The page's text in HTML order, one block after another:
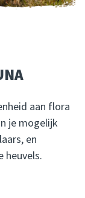
aan flora
je mogelijk
en
heuvels.